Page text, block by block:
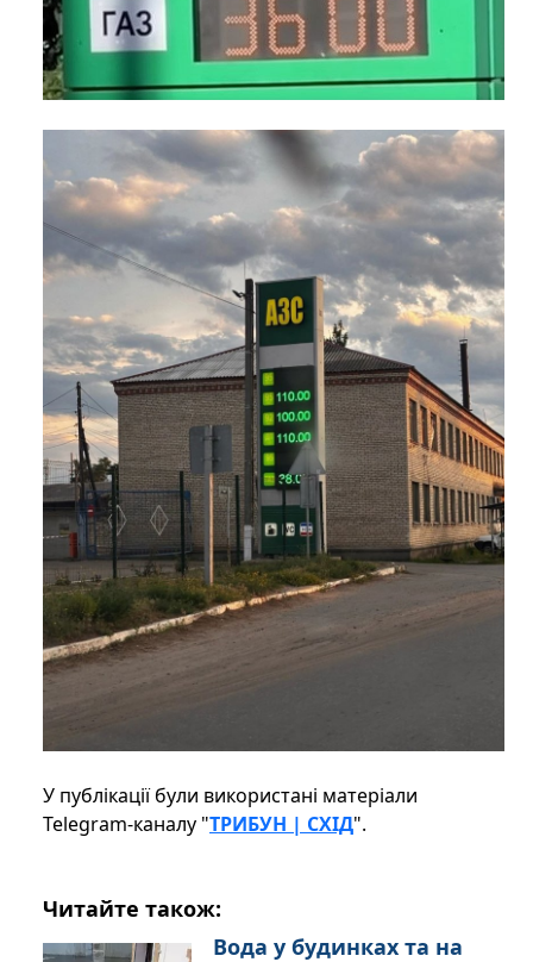
У публікації були використані матеріали
Telegram-каналу "ТРИБУН | СХІД".
Читайте також:
Вода у будинках та на